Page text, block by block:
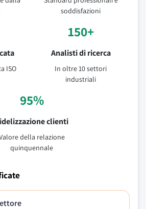
soddisfazioni
ISO
150+
Analisti di ricerca
In oltre 10 settori
industriali
95%
clienti
della relazione
quinquennale